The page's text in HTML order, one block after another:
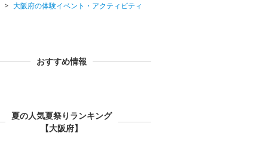
大阪府の体験イベント・アクティビティ
おすすめ情報
夏の人気夏祭りランキング
【大阪府】